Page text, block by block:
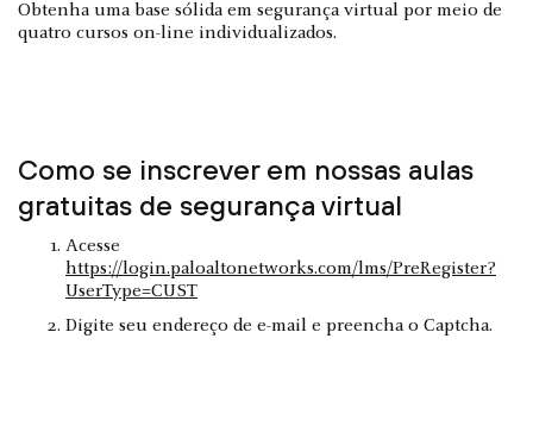
Obtenha uma base sólida em segurança virtual por meio de
quatro cursos on-line individualizados.
Como se inscrever em nossas aulas
gratuitas de segurança virtual
Acesse
https://login.paloaltonetworks.com/lms/PreRegister?
UserType=CUST
Digite seu endereço de e-mail e preencha o Captcha.